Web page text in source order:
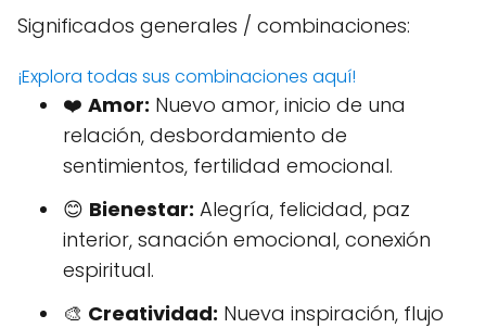
Significados generales / combinaciones:
¡Explora todas sus combinaciones aquí!
❤️ Amor: Nuevo amor, inicio de una
relación, desbordamiento de
sentimientos, fertilidad emocional.
😊 Bienestar: Alegría, felicidad, paz
interior, sanación emocional, conexión
espiritual.
🎨 Creatividad: Nueva inspiración, flujo